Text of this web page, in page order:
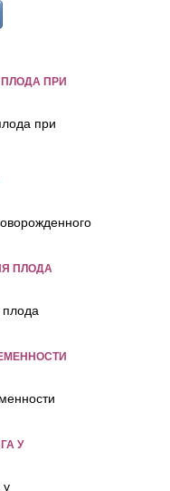
ПРИ
ПЛОДА
У